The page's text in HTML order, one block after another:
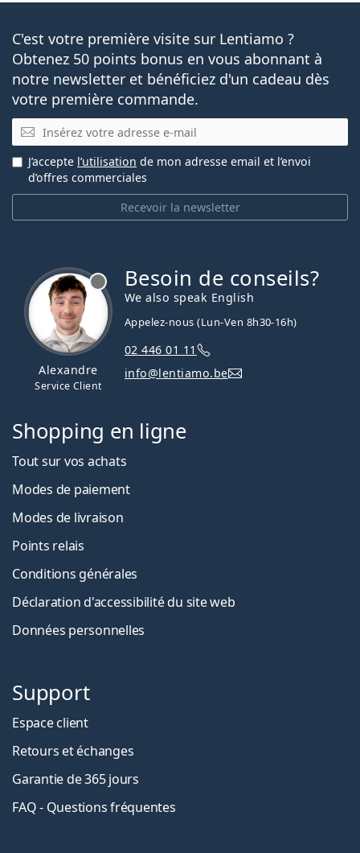
C'est votre première visite sur Lentiamo ?
Obtenez 50 points bonus en vous abonnant à
notre newsletter et bénéficiez d'un cadeau dès
votre première commande.
E-mail
Recevoir la newsletter
J’accepte l’utilisation de mon adresse email et l’envoi
d’offres commerciales
Alexandre
Service Client
Besoin de conseils?
We also speak English
Appelez-nous (Lun-Ven 8h30-16h)
02 446 01 11
info@lentiamo.be
Shopping en ligne
Tout sur vos achats
Modes de paiement
Modes de livraison
Points relais
Conditions générales
Déclaration d'accessibilité du site web
Données personnelles
Support
Espace client
Retours et échanges
Garantie de 365 jours
FAQ - Questions fréquentes